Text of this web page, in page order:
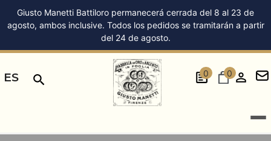
Giusto Manetti Battiloro permanecerá cerrada del 8 al 23 de
agosto, ambos inclusive. Todos los pedidos se tramitarán a partir
del 24 de agosto.
ES 0 0